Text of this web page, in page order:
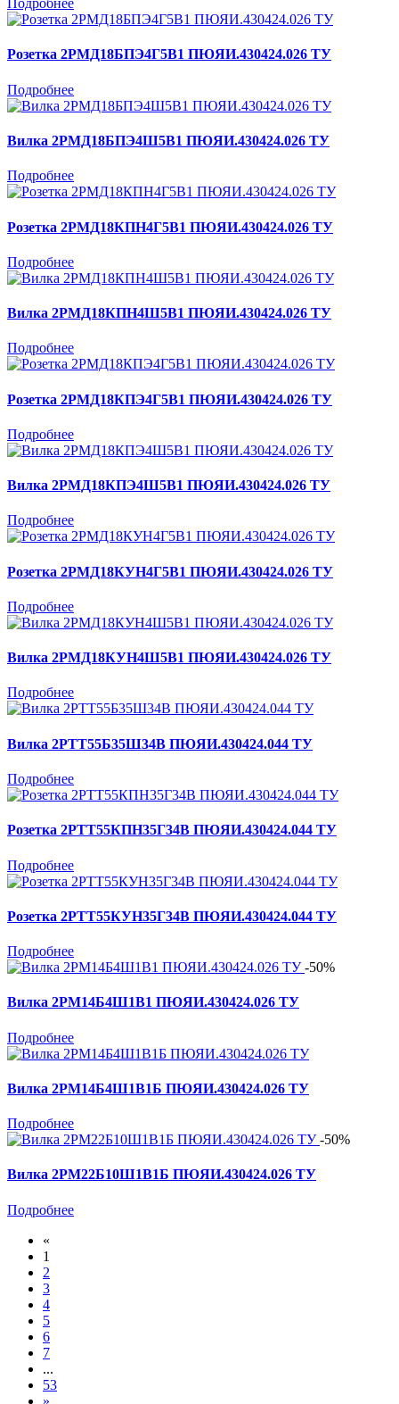
Подробнее
Розетка 2РМД18БПЭ4Г5В1 ПЮЯИ.430424.026 ТУ
Подробнее
Вилка 2РМД18БПЭ4Ш5В1 ПЮЯИ.430424.026 ТУ
Подробнее
Розетка 2РМД18КПН4Г5В1 ПЮЯИ.430424.026 ТУ
Подробнее
Вилка 2РМД18КПН4Ш5В1 ПЮЯИ.430424.026 ТУ
Подробнее
Розетка 2РМД18КПЭ4Г5В1 ПЮЯИ.430424.026 ТУ
Подробнее
Вилка 2РМД18КПЭ4Ш5В1 ПЮЯИ.430424.026 ТУ
Подробнее
Розетка 2РМД18КУН4Г5В1 ПЮЯИ.430424.026 ТУ
Подробнее
Вилка 2РМД18КУН4Ш5В1 ПЮЯИ.430424.026 ТУ
Подробнее
Вилка 2РТТ55Б35Ш34В ПЮЯИ.430424.044 ТУ
Подробнее
Розетка 2РТТ55КПН35Г34В ПЮЯИ.430424.044 ТУ
Подробнее
Розетка 2РТТ55КУН35Г34В ПЮЯИ.430424.044 ТУ
Подробнее
-50%
Вилка 2РМ14Б4Ш1В1 ПЮЯИ.430424.026 ТУ
Подробнее
Вилка 2РМ14Б4Ш1В1Б ПЮЯИ.430424.026 ТУ
Подробнее
-50%
Вилка 2РМ22Б10Ш1В1Б ПЮЯИ.430424.026 ТУ
Подробнее
«
1
2
3
4
5
6
7
...
53
»